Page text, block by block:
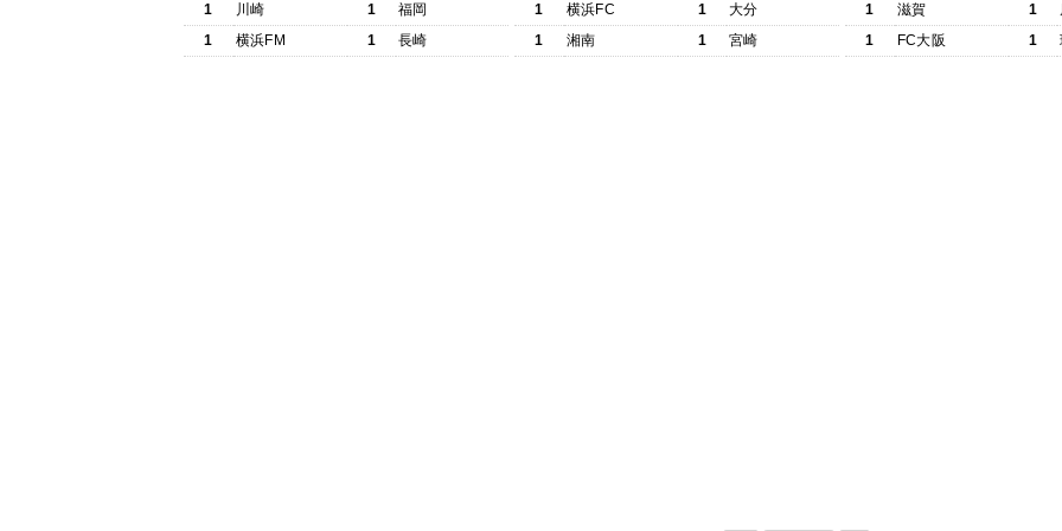
1
川崎 1
福岡
1
横浜FM 1 長崎
1
横浜FC 1
大分
1
湘南 1 宮崎
1
滋賀 1
1
FC大阪 1